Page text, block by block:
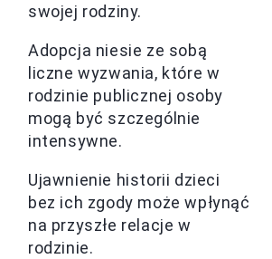
swojej rodziny.
Adopcja niesie ze sobą
liczne wyzwania, które w
rodzinie publicznej osoby
mogą być szczególnie
intensywne.
Ujawnienie historii dzieci
bez ich zgody może wpłynąć
na przyszłe relacje w
rodzinie.